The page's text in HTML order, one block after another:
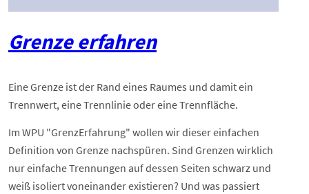
Grenze erfahren
Eine Grenze ist der Rand eines Raumes und damit ein
Trennwert, eine Trennlinie oder eine Trennfläche.
Im WPU "GrenzErfahrung" wollen wir dieser einfachen
Definition von Grenze nachspüren. Sind Grenzen wirklich
nur einfache Trennungen auf dessen Seiten schwarz und
weiß isoliert voneinander existieren? Und was passiert